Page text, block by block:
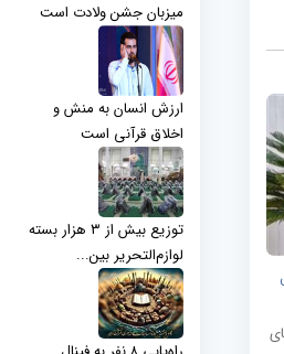
میزبان جشن ولادت است
ارزش انسان به منش و
اخلاق قرآنی است
توزیع بیش از ۳ هزار بسته
لوازم‌التحریر بین...